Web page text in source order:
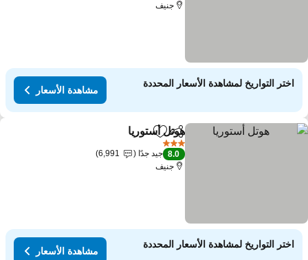
جنيف
اختر التواريخ لمشاهدة الأسعار المحددة
مشاهدة الأسعار
مشاركةAdd to favorites
هوتل أستوريا
8.0 جيد جدًا
6,991
جنيف
اختر التواريخ لمشاهدة الأسعار المحددة
مشاهدة الأسعار